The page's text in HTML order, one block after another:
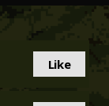
Like